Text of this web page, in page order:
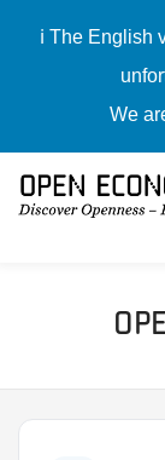
ℹ️ The English
We